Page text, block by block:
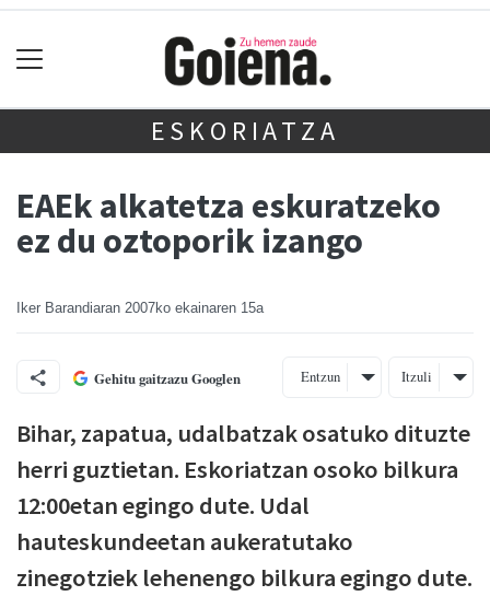
ESKORIATZA
EAEk alkatetza eskuratzeko
ez du oztoporik izango
Iker Barandiaran 2007ko ekainaren 15a
Gehitu gaitzazu Googlen Entzun Itzuli
Bihar, zapatua, udalbatzak osatuko dituzte
herri guztietan. Eskoriatzan osoko bilkura
12:00etan egingo dute. Udal
hauteskundeetan aukeratutako
zinegotziek lehenengo bilkura egingo dute.